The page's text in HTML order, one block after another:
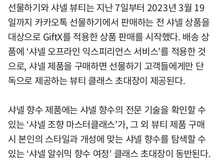
선물하기와 샤넬 뷰티는 지난 7일부터 2023년 3월 19
일까지 카카오톡 선물하기에서 판매하는 전 샤넬 상품을
대상으로 GiftX를 적용한 상품 판매를 시작했다. 배송 상
품에 ‘샤넬 오프라인 익스피리언스 서비스’를 적용한 것
으로, 샤넬 제품을 구매하면 선물하기 고객들에게만 단
독으로 제공하는 뷰티 클래스 초대장이 제공된다.
샤넬 향수 제품에는 샤넬 향수의 전문 기술을 확인할 수
있는 ‘샤넬 조향 마스터클래스’가, 그 외 뷰티 제품 구매
시 본인의 스타일과 개성에 맞는 샤넬 향수를 탐색할 수
있는 ‘샤넬 알쉬믹 향수 여정’ 클래스 초대장이 동반된다.